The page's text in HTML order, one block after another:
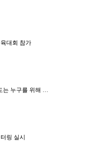
대회 참가
는 누구를 위해 …
링 실시